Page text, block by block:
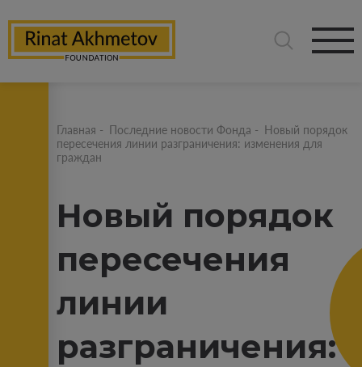
Главная - Последние новости Фонда - Новый порядок
пересечения линии разграничения: изменения для
граждан
Новый порядок
пересечения
линии
разграничения: